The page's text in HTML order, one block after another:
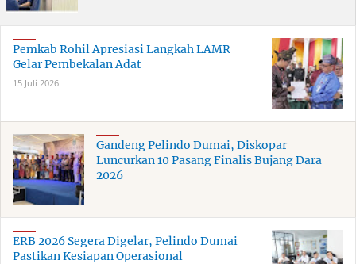
Pemkab Rohil Apresiasi Langkah LAMR
Gelar Pembekalan Adat
15 Juli 2026
Gandeng Pelindo Dumai, Diskopar
Luncurkan 10 Pasang Finalis Bujang Dara
2026
ERB 2026 Segera Digelar, Pelindo Dumai
Pastikan Kesiapan Operasional